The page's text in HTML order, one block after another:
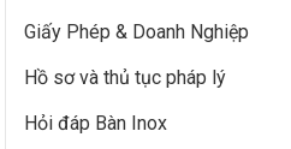
Giấy Phép & Doanh Nghiệp
Hồ sơ và thủ tục pháp lý
Hỏi đáp Bàn Inox